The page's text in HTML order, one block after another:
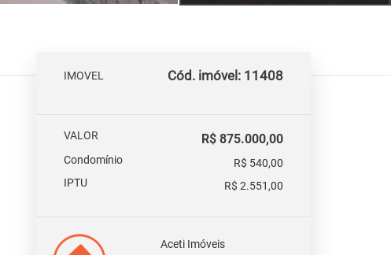
IMOVEL Cód. imóvel: 11408
VALOR R$ 875.000,00
Condomínio
R$ 540,00
IPTU
R$ 2.551,00
Aceti Imóveis